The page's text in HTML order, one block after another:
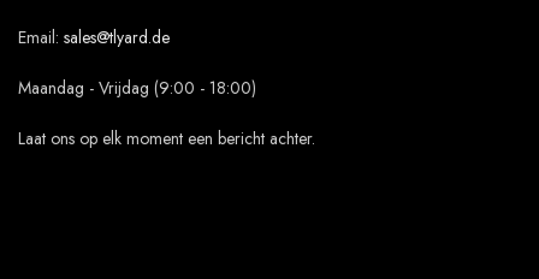
Email: sales@tlyard.de
Maandag - Vrijdag (9:00 - 18:00)
Laat ons op elk moment een bericht achter.